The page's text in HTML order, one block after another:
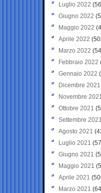
Luglio 2022
Giugno 2022
Maggio 2022
Aprile 2022
Marzo 2022
Febbraio 2022
Gennaio 2022
Dicembre 2021
Novembre
Ottobre 2021
Settembre 2021
Agosto 2021
Luglio 2021
Giugno 2021
Maggio 2021
Aprile 2021
Marzo 2021